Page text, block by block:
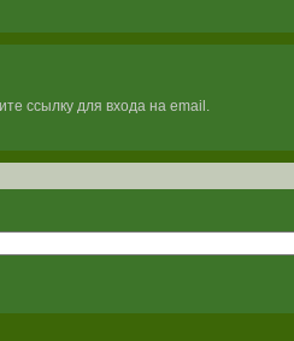
ссылку для входа на email.